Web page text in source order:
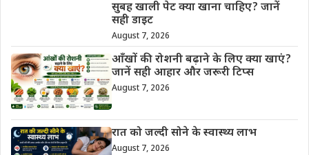
सुबह खाली पेट क्या खाना चाहिए? जानें
सही डाइट
August 7, 2026
आँखों की रोशनी बढ़ाने के लिए क्या खाएं?
जानें सही आहार और जरूरी टिप्स
August 7, 2026
रात को जल्दी सोने के स्वास्थ्य लाभ
August 7, 2026